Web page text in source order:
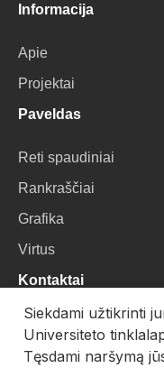
Informacija
Apie
Projektai
Paveldas
Reti spaudiniai
Rankraščiai
Grafika
Virtus
Kontaktai
VU Biblioteka
Universiteto g. 3, LT-
Siekdami užtikrinti
Universiteto
Tęsdami naršymą